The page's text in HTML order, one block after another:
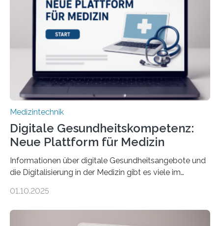
physiologische Daten in Echtzeit an das Sprachmodell
übermittelt werden können. Die Künstliche Intelligenz
kann dadurch auch die Sprache des Körpers
einbeziehen, auf die Menschen keinen bewussten
Einfluss nehmen. Das eröffnet…
Medizintechnik
Digitale Gesundheitskompetenz:
Neue Plattform für Medizin
Informationen über digitale Gesundheitsangebote und
die Digitalisierung in der Medizin gibt es viele im
seriösen und wissenschaftlich abgesicherten Inhalten?
01.10.2025